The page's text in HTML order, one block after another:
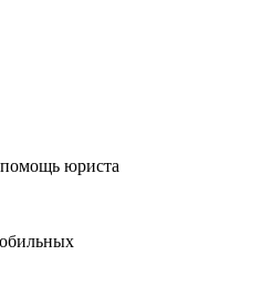
помощь юриста